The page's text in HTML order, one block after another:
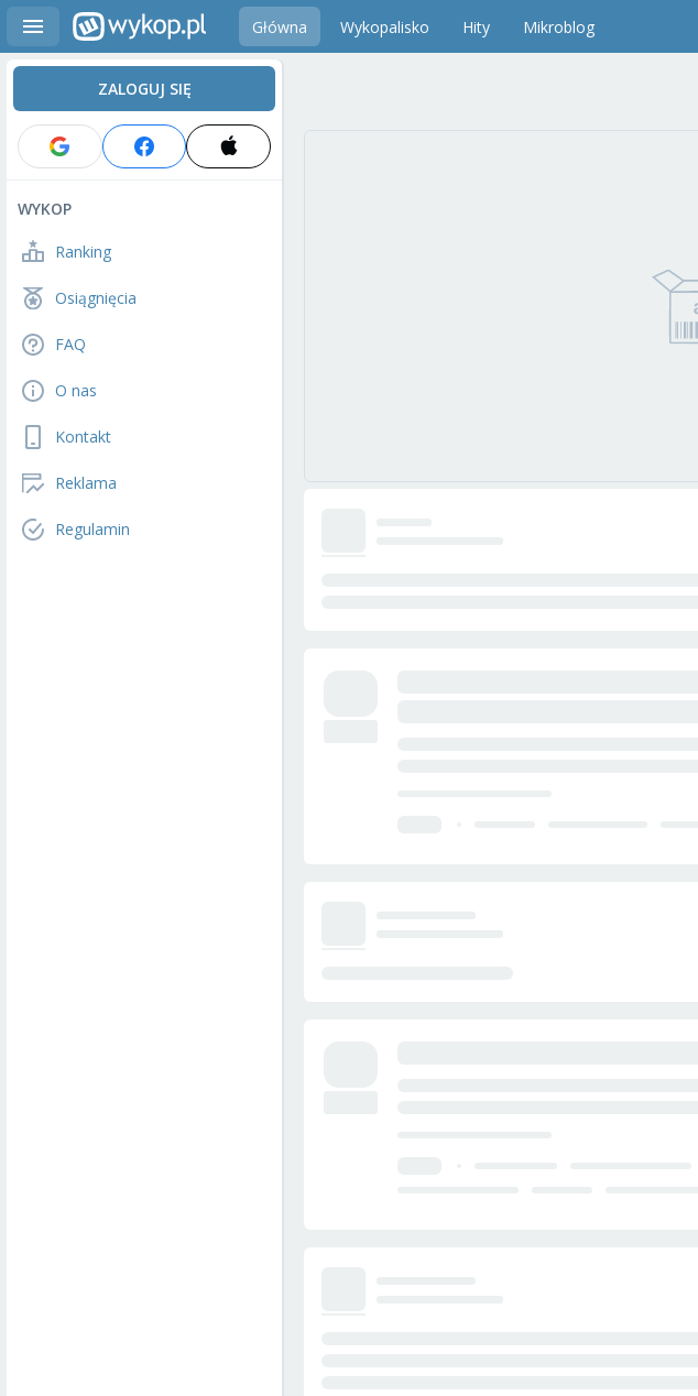
Główna Wykopalisko Hity Mikroblog
ZALOGUJ SIĘ
WYKOP
Ranking
Osiągnięcia
FAQ
O nas
Kontakt
Reklama
Regulamin